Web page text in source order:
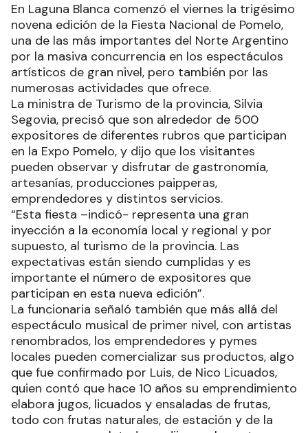
En Laguna Blanca comenzó el viernes la trigésimo
novena edición de la Fiesta Nacional de Pomelo,
una de las más importantes del Norte Argentino
por la masiva concurrencia en los espectáculos
artísticos de gran nivel, pero también por las
numerosas actividades que ofrece.
La ministra de Turismo de la provincia, Silvia
Segovia, precisó que son alrededor de 500
expositores de diferentes rubros que participan
en la Expo Pomelo, y dijo que los visitantes
pueden observar y disfrutar de gastronomía,
artesanías, producciones paipperas,
emprendedores y distintos servicios.
“Esta fiesta –indicó- representa una gran
inyección a la economía local y regional y por
supuesto, al turismo de la provincia. Las
expectativas están siendo cumplidas y es
importante el número de expositores que
participan en esta nueva edición”.
La funcionaria señaló también que más allá del
espectáculo musical de primer nivel, con artistas
renombrados, los emprendedores y pymes
locales pueden comercializar sus productos, algo
que fue confirmado por Luis, de Nico Licuados,
quien contó que hace 10 años su emprendimiento
elabora jugos, licuados y ensaladas de frutas,
todo con frutas naturales, de estación y de la